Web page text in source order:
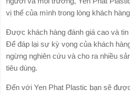
vị thế của mình trong lòng khách
Được khách hàng đánh giá cao và
Để đáp lại sự kỳ vọng của khách
ngừng nghiên cứu và cho ra nhiều
tiêu dùng.
Đến với Yen Phat Plastic bạn sẽ